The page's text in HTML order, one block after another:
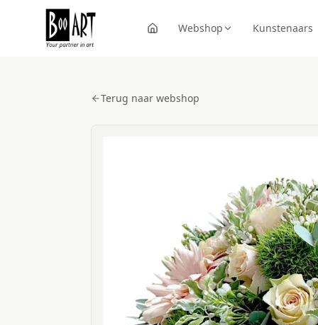
Webshop Kunstenaars
Terug naar webshop